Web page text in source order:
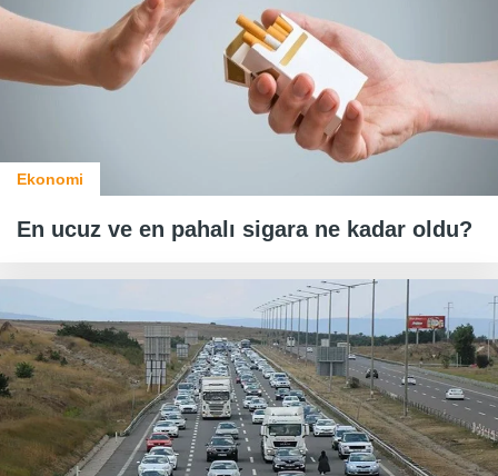
Ekonomi
En ucuz ve en pahalı sigara ne kadar oldu?